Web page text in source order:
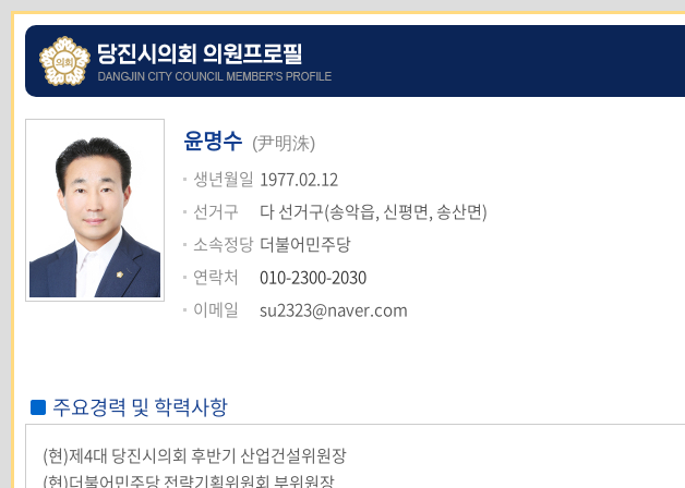
윤명수 (尹明洙)
생년월일 1977.02.12
선거구
다 선거구(송악읍, 신평면, 송산면)
소속정당 더불어민주당
연락처
010-2300-2030
이메일
su2323@naver.com
주요경력 및 학력사항
(현)제4대 당진시의회 후반기 산업건설위원장
(현)더불어민주당 전략기획위원회 부위원장